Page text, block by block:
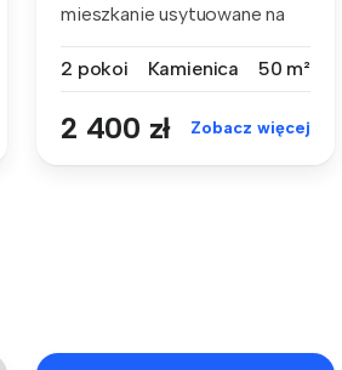
mieszkanie usytuowane na
2 pokoi
Kamienica 50 m²
2 400 zł Zobacz więcej